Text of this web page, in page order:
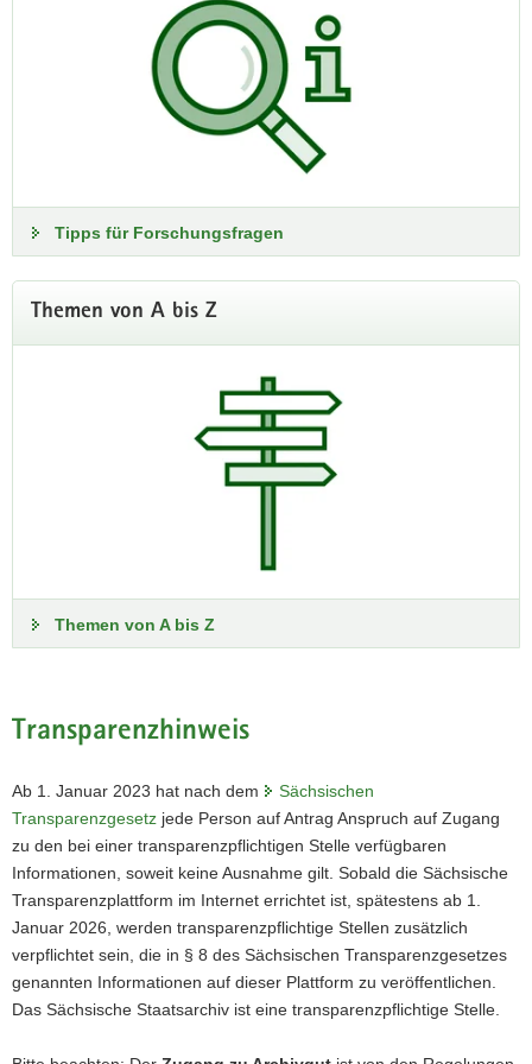
Was findet man im Sächsischen Staatsarchiv? Und wo kann
man weiter recherchieren? Diese Fragen beantwortet die
unten verlinkte Webseite.
Zu den Tipps für Forschungsfragen
Forschen im Sächsischen Staatsarchiv
Virtuelle Rundgänge
Tipps für Forschungsfragen
Themen von A bis Z
Themen von A bis Z
Transparenzhinweis
Ab 1. Januar 2023 hat nach dem
Sächsischen
Transparenzgesetz jede Person auf Antrag Anspruch auf Zugang
zu den bei einer transparenzpflichtigen Stelle verfügbaren
Informationen, soweit keine Ausnahme gilt. Sobald die Sächsische
Transparenzplattform im Internet errichtet ist, spätestens ab 1.
Januar 2026, werden transparenzpflichtige Stellen zusätzlich
verpflichtet sein, die in § 8 des Sächsischen Transparenzgesetzes
genannten Informationen auf dieser Plattform zu veröffentlichen.
Das Sächsische Staatsarchiv ist eine transparenzpflichtige Stelle.